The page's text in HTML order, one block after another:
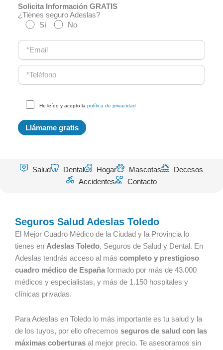
Solicita Información GRATIS
¿Tienes seguro Adeslas?
Sí
No
He leído y acepto la política de privacidad
Salud Dental Hogar Mascotas
Decesos
Accidentes
Contacto
Seguros Salud Adeslas Toledo
El Mejor Cuadro Médico de la Ciudad y la Provincia lo
tienes en Adeslas Toledo, Seguros de Salud y Dental. En
Adeslas tendrás acceso al más completo y prestigioso
cuadro médico de España formado por más de 43.000
médicos y especialistas, y más de 1.150 hospitales y
clínicas privadas.
Para Adeslas en Toledo lo más importante es tu salud y la
de los tuyos, por ello ofrecemos seguros de salud con las
máximas coberturas al mejor precio. Te asesoramos sin